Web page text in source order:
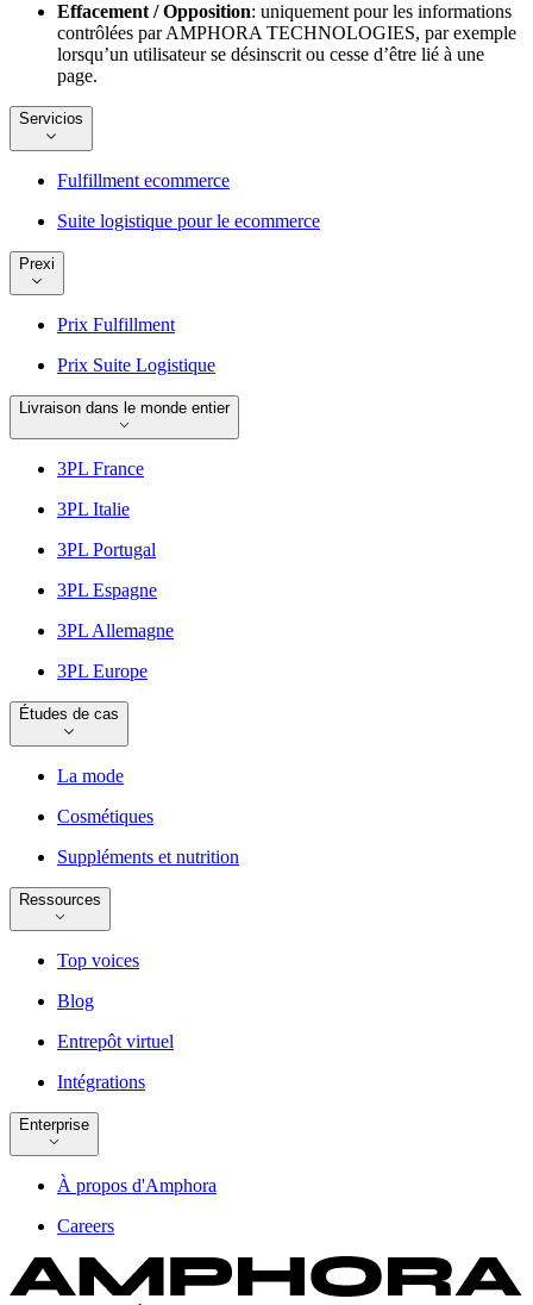
Effacement / Opposition: uniquement pour les informations
contrôlées par AMPHORA TECHNOLOGIES, par exemple
lorsqu’un utilisateur se désinscrit ou cesse d’être lié à une
page.
Servicios
Fulfillment ecommerce
Suite logistique pour le ecommerce
Prexi
Prix Fulfillment
Prix Suite Logistique
Livraison dans le monde entier
3PL France
3PL Italie
3PL Portugal
3PL Espagne
3PL Allemagne
3PL Europe
Études de cas
La mode
Cosmétiques
Suppléments et nutrition
Ressources
Top voices
Blog
Entrepôt virtuel
Intégrations
Enterprise
À propos d'Amphora
Careers